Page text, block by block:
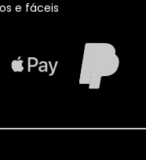
e fáceis